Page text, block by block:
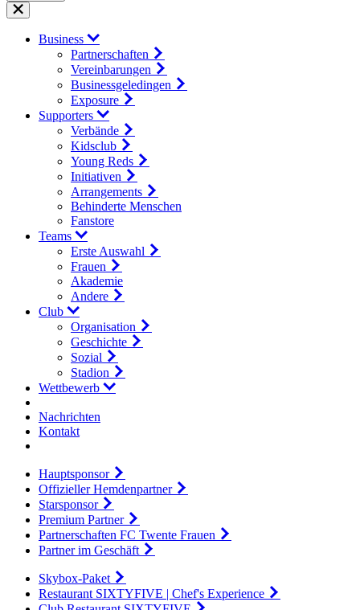
Business
Partnerschaften
Vereinbarungen
Businessgeledingen
Exposure
Supporters
Verbände
Kidsclub
Young Reds
Initiativen
Arrangements
Behinderte Menschen
Fanstore
Teams
Erste Auswahl
Frauen
Akademie
Andere
Club
Organisation
Geschichte
Sozial
Stadion
Wettbewerb
Nachrichten
Kontakt
Hauptsponsor
Offizieller Hemdenpartner
Starsponsor
Premium Partner
Partnerschaften FC Twente Frauen
Partner im Geschäft
Skybox-Paket
Restaurant SIXTYFIVE | Chef's Experience